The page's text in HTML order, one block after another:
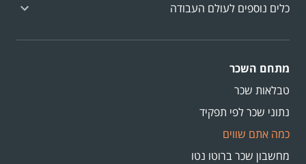
כלים נוספים לעולם העבודה
מתחם השכר
טבלאות שכר
נתוני שכר לפי תפקיד
כמה אתם שווים
מחשבון שכר ברוטו נטו